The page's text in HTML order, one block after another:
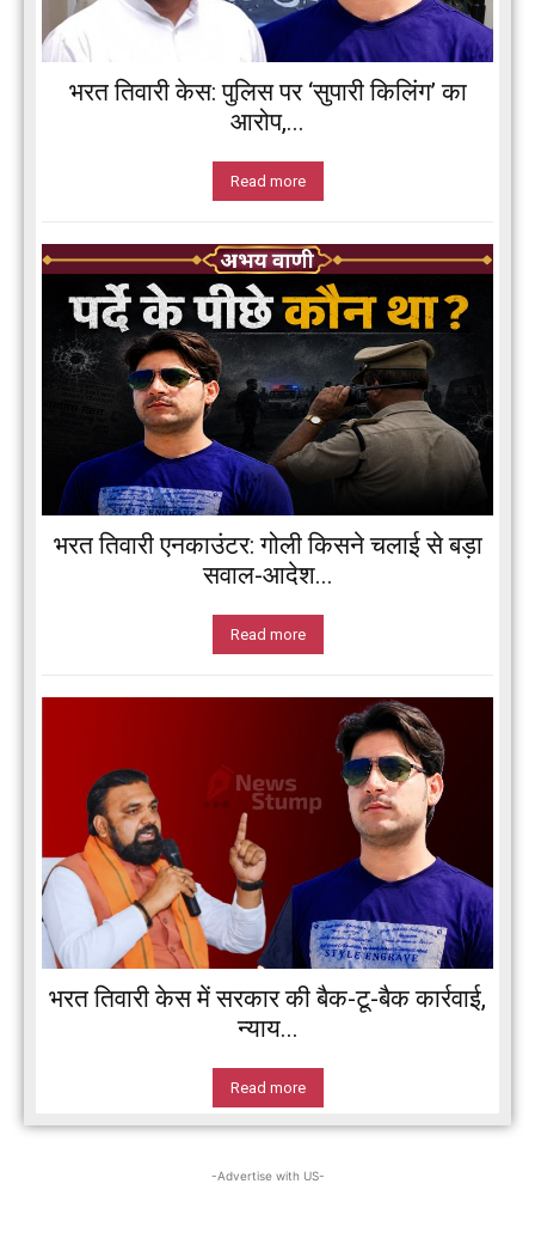
भरत तिवारी केस: पुलिस पर ‘सुपारी किलिंग’ का
आरोप,...
Read more
भरत तिवारी एनकाउंटर: गोली किसने चलाई से बड़ा
सवाल-आदेश...
Read more
भरत तिवारी केस में सरकार की बैक-टू-बैक कार्रवाई,
न्याय...
Read more
-Advertise with US-